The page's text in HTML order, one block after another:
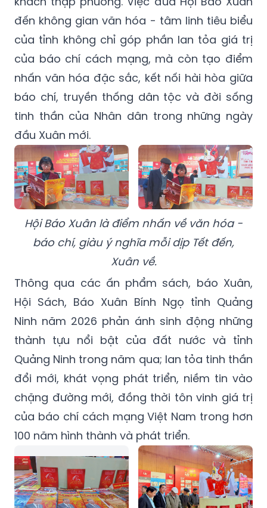
đến không gian văn hóa - tâm linh tiêu biểu
của tỉnh không chỉ góp phần lan tỏa giá trị
của báo chí cách mạng, mà còn tạo điểm
nhấn văn hóa đặc sắc, kết nối hài hòa giữa
báo chí, truyền thống dân tộc và đời sống
tinh thần của Nhân dân trong những ngày
đầu Xuân mới.
Hội Báo Xuân là điểm nhấn về văn hóa -
báo chí, giàu ý nghĩa mỗi dịp Tết đến,
Xuân về.
Thông qua các ấn phẩm sách, báo Xuân,
Hội Sách, Báo Xuân Bính Ngọ tỉnh Quảng
Ninh năm 2026 phản ánh sinh động những
thành tựu nổi bật của đất nước và tỉnh
Quảng Ninh trong năm qua; lan tỏa tinh thần
đổi mới, khát vọng phát triển, niềm tin vào
chặng đường mới, đồng thời tôn vinh giá trị
của báo chí cách mạng Việt Nam trong hơn
100 năm hình thành và phát triển.